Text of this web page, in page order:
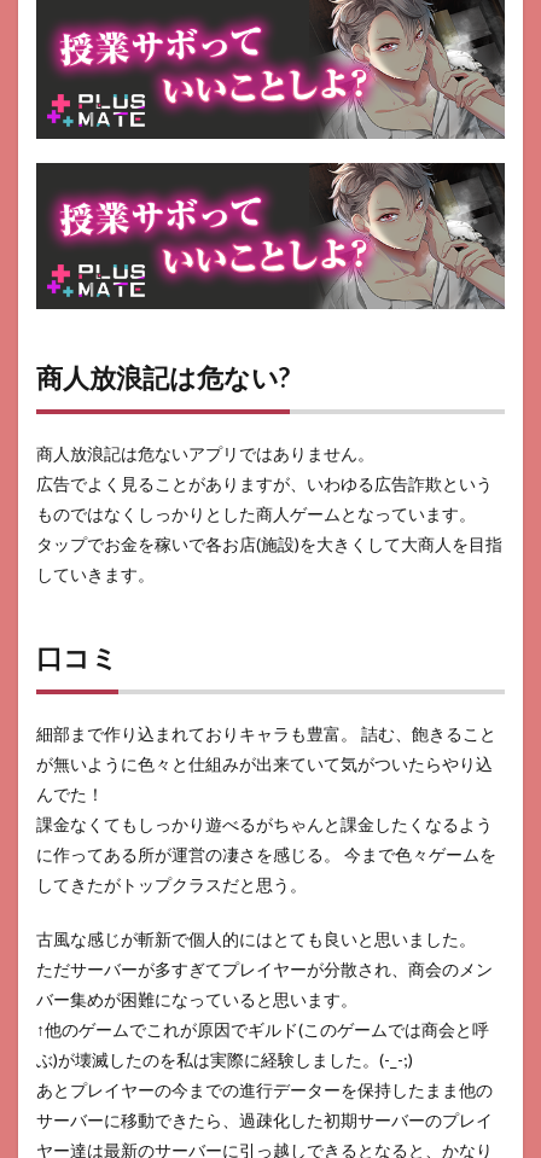
ント
6
商人
放浪
記の
ある
質問
疑問
Q＆
6.1
記の
料金
はい
です
6.2
商人
放浪
記は
放浪
記の
性別
は選
べま
す
か？
6.4
放浪
記の
イヤ
ーレ
ベル
はど
こで
見
商人放浪記は危ない?
商人放浪記は危ないアプリではありません。
広告でよく見ることがありますが、いわゆる広告詐欺という
ものではなくしっかりとした商人ゲームとなっています。
タップでお金を稼いで各お店(施設)を大きくして大商人を目指
していきます。
口コミ
細部まで作り込まれておりキャラも豊富。 詰む、飽きること
が無いように色々と仕組みが出来ていて気がついたらやり込
んでた！
課金なくてもしっかり遊べるがちゃんと課金したくなるよう
に作ってある所が運営の凄さを感じる。 今まで色々ゲームを
してきたがトップクラスだと思う。
古風な感じが斬新で個人的にはとても良いと思いました。
ただサーバーが多すぎてプレイヤーが分散され、商会のメン
バー集めが困難になっていると思います。
↑他のゲームでこれが原因でギルド(このゲームでは商会と呼
ぶ)が壊滅したのを私は実際に経験しました。(-_-;)
あとプレイヤーの今までの進行データーを保持したまま他の
サーバーに移動できたら、過疎化した初期サーバーのプレイ
ヤー達は最新のサーバーに引っ越しできるとなると、かなり